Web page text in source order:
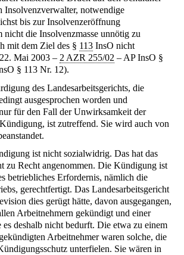
Insolvenzverwalter, notwendige
bis zur Insolvenzeröffnung
nicht die Insolvenzmasse unnötig zu
mit dem Ziel des § 113 InsO nicht
Mai 2003 – 2 AZR 255/02 – AP InsO §
§ 113 Nr. 12).
des Landesarbeitsgerichts, die
ausgesprochen worden und
für den Fall der Unwirksamkeit der
ist zutreffend. Sie wird auch von
ist nicht sozialwidrig. Das hat das
zu Recht angenommen. Die Kündigung ist
betriebliches Erfordernis, nämlich die
gerechtfertigt. Das Landesarbeitsgericht
dies gerügt hätte, davon ausgegangen,
Arbeitnehmern gekündigt und einer
es deshalb nicht bedurft. Die etwa zu einem
Arbeitnehmer waren solche, die
unterfielen. Sie wären in